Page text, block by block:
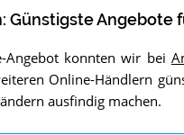
Günstigste Angebote
Angebot konnten wir bei
Online-Händlern
ausfindig machen.